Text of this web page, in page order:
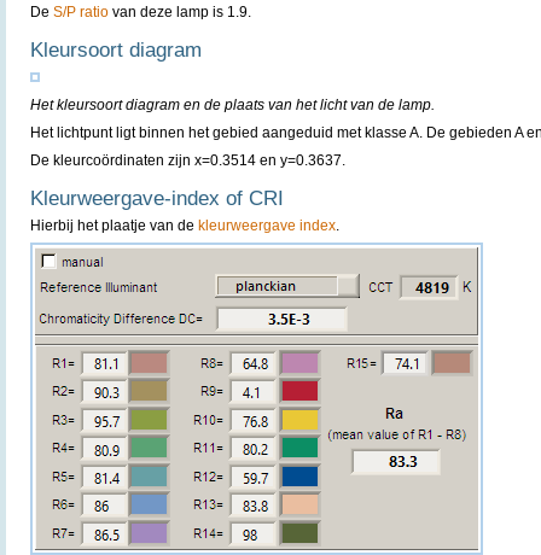
De S/P ratio van deze lamp is 1.9.
Kleursoort diagram
Het kleursoort diagram en de plaats van het licht van de lamp.
Het lichtpunt ligt binnen het gebied aangeduid met klasse A. De gebieden A
De kleurcoördinaten zijn x=0.3514 en y=0.3637.
Kleurweergave-index of CRI
Hierbij het plaatje van de kleurweergave index.